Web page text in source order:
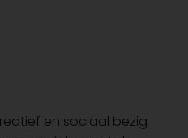
en sociaal bezig